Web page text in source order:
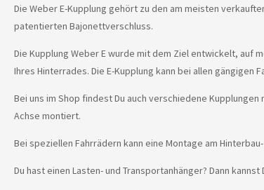
Die Weber E-Kupplung gehört zu den am meisten
patentierten Bajonettverschluss.
Die Kupplung Weber E wurde mit dem Ziel entwickelt,
Ihres Hinterrades. Die E-Kupplung kann bei allen gängigen
Bei uns im Shop findest Du auch verschiedene
Achse montiert.
Bei speziellen Fahrrädern kann eine Montage am
Du hast einen Lasten- und Transportanhänger? Dann